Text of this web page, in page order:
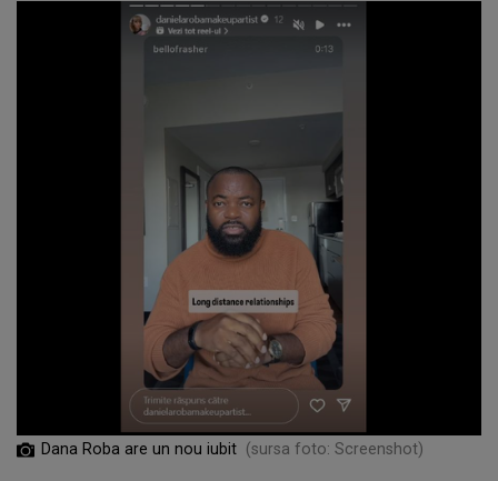
Dana Roba are un nou iubit (sursa foto: Screenshot)